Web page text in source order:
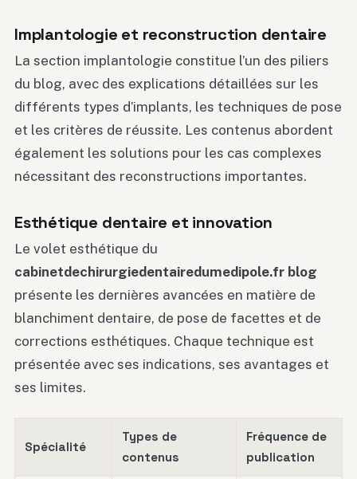
Implantologie et reconstruction dentaire
La section implantologie constitue l’un des piliers
du blog, avec des explications détaillées sur les
différents types d’implants, les techniques de pose
et les critères de réussite. Les contenus abordent
également les solutions pour les cas complexes
nécessitant des reconstructions importantes.
Esthétique dentaire et innovation
Le volet esthétique du
cabinetdechirurgiedentairedumedipole.fr blog
présente les dernières avancées en matière de
blanchiment dentaire, de pose de facettes et de
corrections esthétiques. Chaque technique est
présentée avec ses indications, ses avantages et
ses limites.
Spécialité
Types de
contenus
Fréquence de
publication